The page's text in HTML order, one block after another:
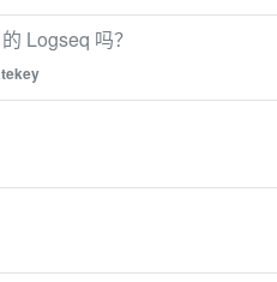
Logseq 吗？